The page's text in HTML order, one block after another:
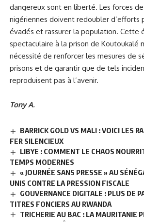
dangereux sont en liberté. Les forces
nigériennes doivent redoubler d’efforts
évadés et rassurer la population. Cette
spectaculaire à la prison de Koutoukalé
nécessité de renforcer les mesures de
prisons et de garantir que de tels
reproduisent pas à l’avenir.
Tony A.
BARRICK GOLD VS MALI : VOICI LES
FER SILENCIEUX
LIBYE : COMMENT LE CHAOS
TEMPS MODERNES
« JOURNÉE SANS PRESSE » AU
UNIS CONTRE LA PRESSION FISCALE
GOUVERNANCE DIGITALE : PLUS DE
TITRES FONCIERS AU RWANDA
TRICHERIE AU BAC : LA MAURITANIE